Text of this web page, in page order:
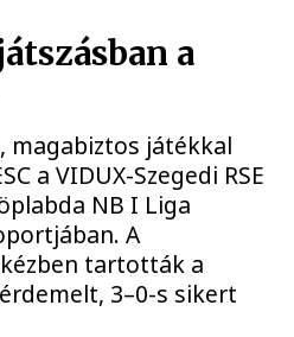
a
magabiztos játékkal
a VIDUX-Szegedi RSE
NB I Liga
A
tartották a
3–0-s sikert